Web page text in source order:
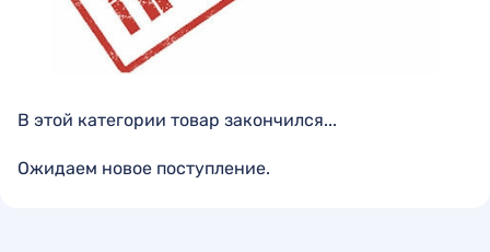
В этой категории товар закончился...
Ожидаем новое поступление.